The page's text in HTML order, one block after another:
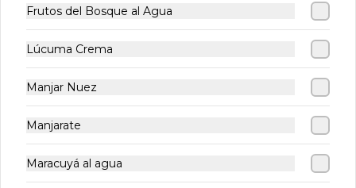
$650 $4.200
Queso
$5.200
Frutos del Bosque al Agua
Lúcuma Crema
Manjar Nuez
Manjarate
Maracuyá al agua